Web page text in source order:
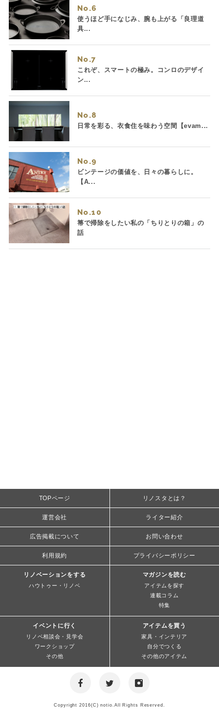
No.
使うほど手になじみ、腕も上がる「良理道
具...
No.
これぞ、スマートの極み。コンロのデザイ
ン...
No.
日常を彩る、衣食住を味わう空間【evam...
No.
ビンテージの価値を、日々の暮らしに。
【A...
No.
箒で掃除をしたい私の「ちりとりの箱」の
話
TOPページ リノスタとは？
運営会社 ライター紹介
広告掲載について お問い合わせ
利用規約 プライバシーポリシー
リノベーションをする
ハウトゥー・リノベ
マガジンを読む
アイテムを探す
連載コラム
特集
イベントに行く
リノベ相談会・見学会
ワークショップ
その他
アイテムを買う
家具・インテリア
自分でつくる
その他のアイテム
Copyright 2016(C) notio.All Rights Reserved.